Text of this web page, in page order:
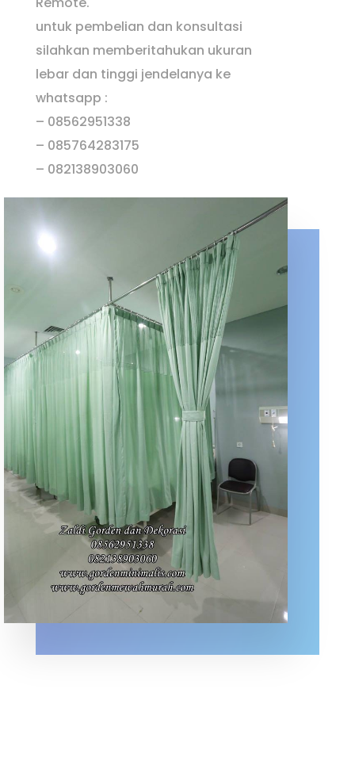
untuk pembelian dan konsultasi
silahkan memberitahukan ukuran
lebar dan tinggi jendelanya ke
whatsapp :
– 08562951338
– 085764283175
– 082138903060